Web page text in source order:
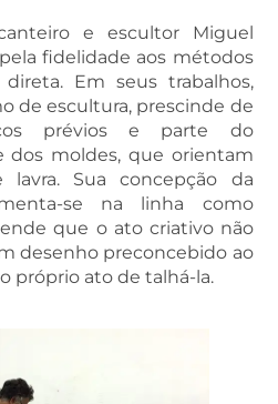
e escultor Miguel
fidelidade aos métodos
Em seus trabalhos,
de escultura, prescinde de
prévios e parte do
dos moldes, que orientam
Sua concepção da
se na linha como
que o ato criativo não
desenho preconcebido ao
próprio ato de talhá-la.